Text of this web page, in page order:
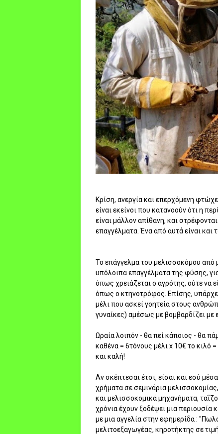
Κρίση, ανεργία και επερχόμενη
είναι εκείνοι που κατανοούν ότι η
είναι μάλλον απίθανη, και
επαγγέλματα. Ένα από αυτά είναι και
Το επάγγελμα του μελισσοκόμου από
υπόλοιπα επαγγέλματα της φύσης,
όπως χρειάζεται ο αγρότης, ούτε να
όπως ο κτηνοτρόφος. Επίσης,
μέλι που ασκεί γοητεία στους
γυναίκες) αμέσως με βομβαρδίζει
Ωραία λοιπόν - θα πεί κάποιος - θα
καθένα = 6τόνους μέλι x 10€ το κιλό
και καλή!
Αν σκέπτεσαι έτσι, είσαι και εσύ
χρήματα σε σεμινάρια
και μελισσοκομικά μηχανήματα,
χρόνια έχουν ξοδέψει μια περιουσία
με μια αγγελία στην εφημερίδα :
μελιτοεξαγωγέας, κηροτήκτης σε